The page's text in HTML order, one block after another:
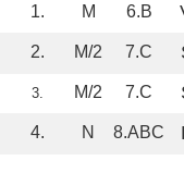
1. M 6.B
2. M/2 7.C
3. M/2 7.C
4. N 8.ABC